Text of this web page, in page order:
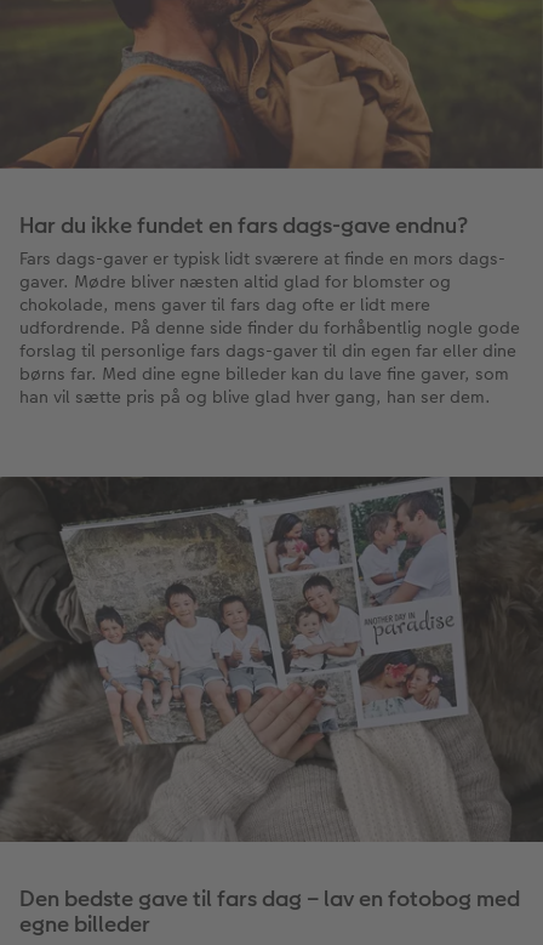
Har du ikke fundet en fars dags-gave endnu?
Fars dags-gaver er typisk lidt sværere at finde en mors dags-
gaver. Mødre bliver næsten altid glad for blomster og
chokolade, mens gaver til fars dag ofte er lidt mere
udfordrende. På denne side finder du forhåbentlig nogle gode
forslag til personlige fars dags-gaver til din egen far eller dine
børns far. Med dine egne billeder kan du lave fine gaver, som
han vil sætte pris på og blive glad hver gang, han ser dem.
Den bedste gave til fars dag – lav en fotobog med
egne billeder